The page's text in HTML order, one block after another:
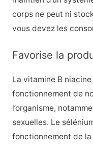
corps ne peut ni
vous devez les
Favorise la
La vitamine B
fonctionnement de
l’organisme,
sexuelles. Le
fonctionnement de